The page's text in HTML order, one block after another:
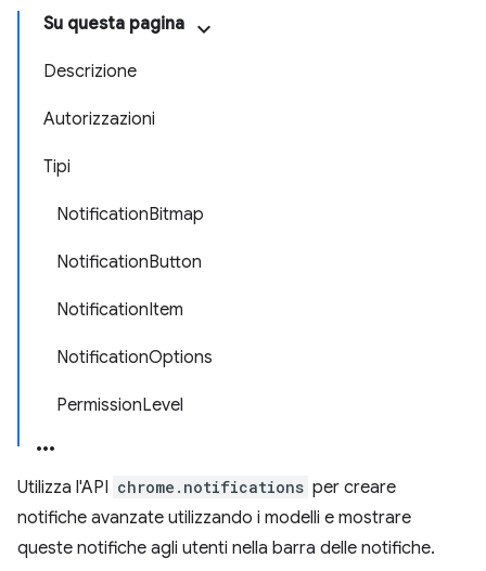
Su questa pagina
Descrizione
Autorizzazioni
Tipi
NotificationBitmap
NotificationButton
NotificationItem
NotificationOptions
PermissionLevel
Utilizza l'API chrome.notifications per creare
notifiche avanzate utilizzando i modelli e mostrare
queste notifiche agli utenti nella barra delle notifiche.